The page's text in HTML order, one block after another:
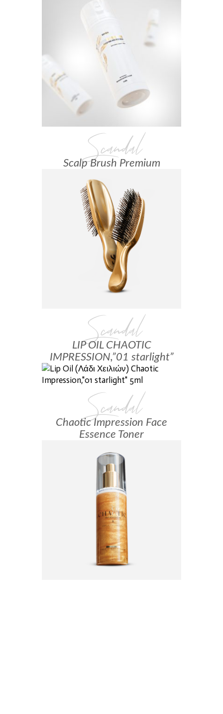
Scandal
Scalp Brush Premium
Scandal
LIP OIL CHAOTIC
IMPRESSION,”01 starlight”
Scandal
Chaotic Impression Face
Essence Toner